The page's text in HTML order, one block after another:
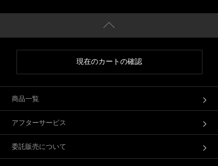
現在のカートの確認
商品一覧
アフターサービス
委託販売について